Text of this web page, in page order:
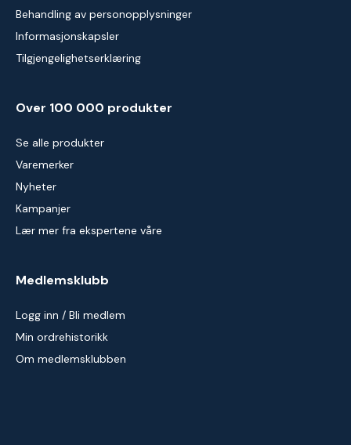
Behandling av personopplysninger
Informasjonskapsler
Tilgjengelighetserklæring
Over 100 000 produkter
Se alle produkter
Varemerker
Nyheter
Kampanjer
Lær mer fra ekspertene våre
Medlemsklubb
Logg inn / Bli medlem
Min ordrehistorikk
Om medlemsklubben